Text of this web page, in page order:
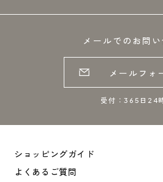
メールでのお問い
メールフォ
受付：365日24
ショッピングガイド
よくあるご質問